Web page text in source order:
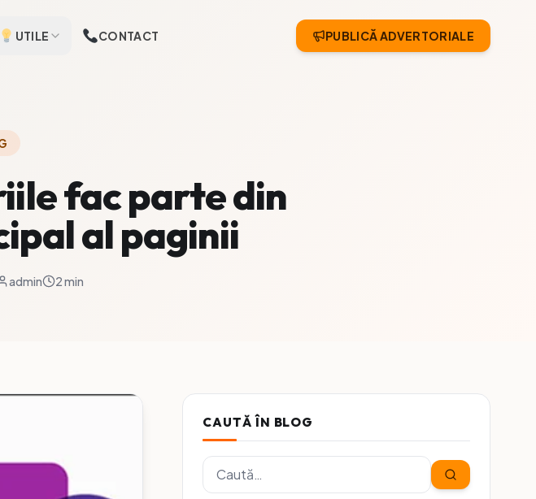
UTILE CONTACT PUBLICĂ ADVERTORIALE
fac parte din
al paginii
admin 2 min
CAUTĂ ÎN BLOG